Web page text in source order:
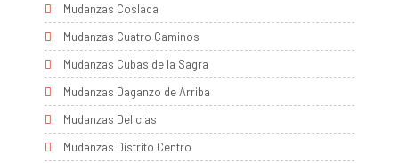
Mudanzas Coslada
Mudanzas Cuatro Caminos
Mudanzas Cubas de la Sagra
Mudanzas Daganzo de Arriba
Mudanzas Delicias
Mudanzas Distrito Centro